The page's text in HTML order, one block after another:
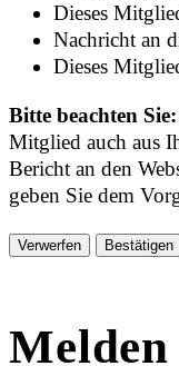
Dieses
Nachricht an
Dieses
Bitte beachten
Mitglied auch aus
Bericht an den
geben Sie dem
Bestätigen
Melden